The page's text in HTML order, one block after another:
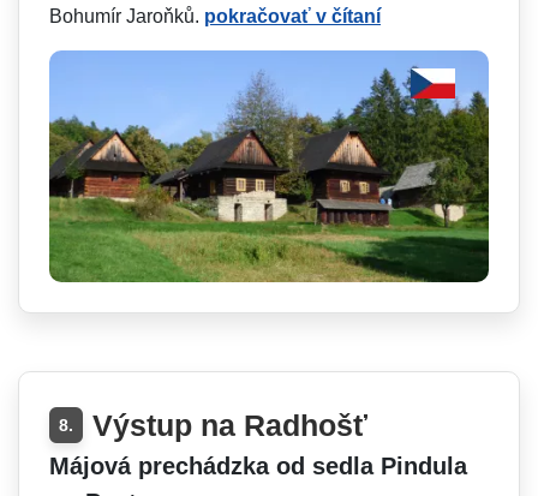
Bohumír Jaroňků. pokračovať v čítaní
8. Výstup na Radhošť
Májová prechádzka od sedla Pindula